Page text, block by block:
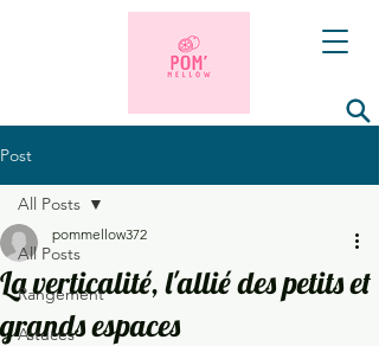
Post
All Posts
Rangement
Astuces
All Posts
La verticalité, l'allié des petits et
grands espaces
pommellow372